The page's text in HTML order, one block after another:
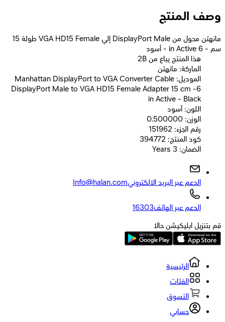
وصف المنتج
مانهتن محول من DisplayPort Male إلي VGA HD15 Female طولة 15
سم - 6 in Active - أسود
2B هذا المنتج يباع من
الماركة: مانهتن
الموديل: Manhattan DisplayPort to VGA Converter Cable
DisplayPort Male to VGA HD15 Female Adapter 15 cm -6
in Active - Black
اللون: أسود
الوزن: 0.500000
رقم الجزء: 151962
كود المنتج: 394772
الضمان: 3 Years
الدعم عبر البريد الالكترونيInfo@halan.com
الدعم عبر الهاتف16303
قم بتنزيل ابليكيشن حالا
الرئيسية
الفئات
التسوق
حسابي